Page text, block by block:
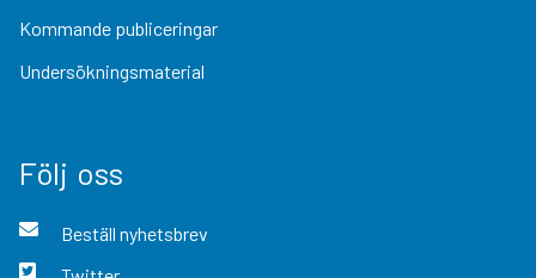
Kommande publiceringar
Undersökningsmaterial
Följ oss
Beställ nyhetsbrev